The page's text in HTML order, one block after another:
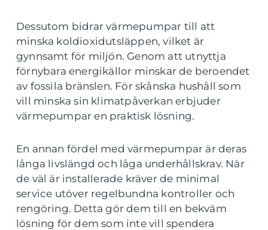
Dessutom bidrar värmepumpar till att
minska koldioxidutsläppen, vilket är
gynnsamt för miljön. Genom att utnyttja
förnybara energikällor minskar de beroendet
av fossila bränslen. För skånska hushåll som
vill minska sin klimatpåverkan erbjuder
värmepumpar en praktisk lösning.
En annan fördel med värmepumpar är deras
långa livslängd och låga underhållskrav. När
de väl är installerade kräver de minimal
service utöver regelbundna kontroller och
rengöring. Detta gör dem till en bekväm
lösning för dem som inte vill spendera